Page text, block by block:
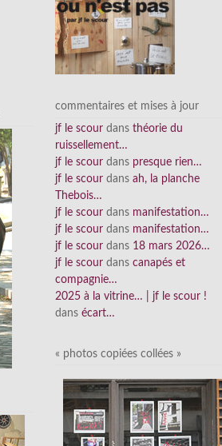
commentaires et mises à jour
jf le scour dans théorie du
ruissellement…
jf le scour dans presque rien…
jf le scour dans ah, la planche
Thebois…
jf le scour dans manifestation…
jf le scour dans manifestation…
jf le scour dans 18 mars 2026…
jf le scour dans canapés et
compagnie…
2025 à la vitrine… | jf le scour !
dans écart…
« photos copiées collées »